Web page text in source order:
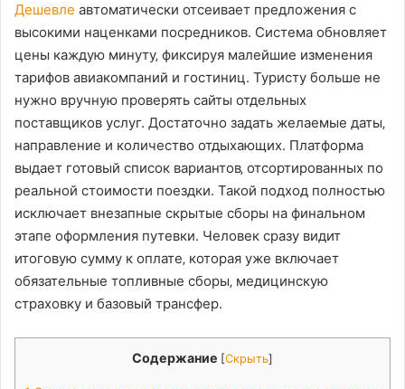
Дешевле автоматически отсеивает предложения с
высокими наценками посредников. Система обновляет
цены каждую минуту‚ фиксируя малейшие изменения
тарифов авиакомпаний и гостиниц. Туристу больше не
нужно вручную проверять сайты отдельных
поставщиков услуг. Достаточно задать желаемые даты‚
направление и количество отдыхающих. Платформа
выдает готовый список вариантов‚ отсортированных по
реальной стоимости поездки. Такой подход полностью
исключает внезапные скрытые сборы на финальном
этапе оформления путевки. Человек сразу видит
итоговую сумму к оплате‚ которая уже включает
обязательные топливные сборы‚ медицинскую
страховку и базовый трансфер.
Содержание [Скрыть]